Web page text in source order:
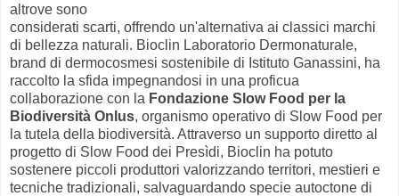
altrove sono
considerati scarti, offrendo un'alternativa ai classici marchi
di bellezza naturali. Bioclin Laboratorio Dermonaturale,
brand di dermocosmesi sostenibile di Istituto Ganassini, ha
raccolto la sfida impegnandosi in una proficua
collaborazione con la Fondazione Slow Food per la
Biodiversità Onlus, organismo operativo di Slow Food per
la tutela della biodiversità. Attraverso un supporto diretto al
progetto di Slow Food dei Presìdi, Bioclin ha potuto
sostenere piccoli produttori valorizzando territori, mestieri e
tecniche tradizionali, salvaguardando specie autoctone di